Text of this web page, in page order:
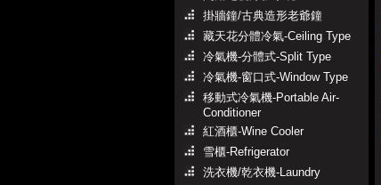
掛牆鐘/古典造形老爺鐘
藏天花分體冷氣-Ceiling Type
冷氣機-分體式-Split Type
冷氣機-窗口式-Window Type
移動式冷氣機-Portable Air-
Conditioner
紅酒櫃-Wine Cooler
雪櫃-Refrigerator
洗衣機/乾衣機-Laundry